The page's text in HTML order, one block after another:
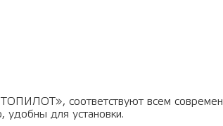
соответствуют всем
удобны для установки.